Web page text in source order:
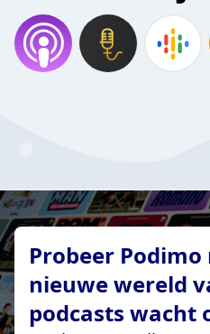
Probeer Podimo
nieuwe wereld
podcasts wacht